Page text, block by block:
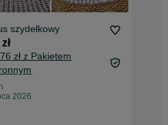
szydełkowy
zł z Pakietem
2026